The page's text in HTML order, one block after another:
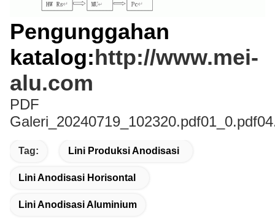
Pengunggahan
katalog:http://www.mei-
alu.com
PDF
Galeri_20240719_102320.pdf01_0.pdf
Tag: Lini Produksi Anodisasi
Lini Anodisasi Horisontal
Lini Anodisasi Aluminium